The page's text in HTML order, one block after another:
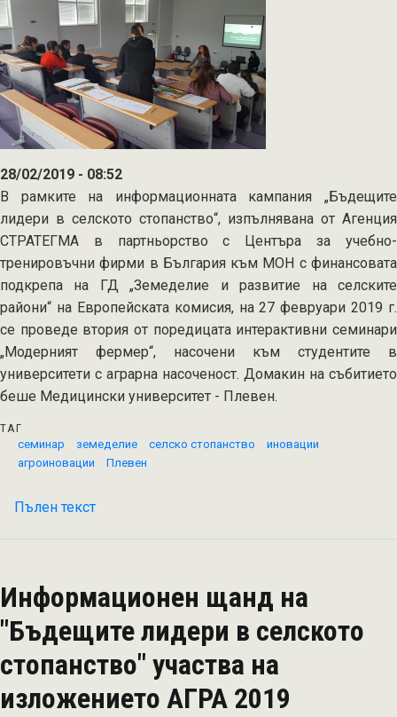
и
Методий"
28/02/2019 - 08:52
В рамките на информационната кампания „Бъдещите
лидери в селското стопанство“, изпълнявана от Агенция
СТРАТЕГМА в партньорство с Центърa за учебно-
тренировъчни фирми в България към МОН с финансовата
подкрепа на ГД „Земеделие и развитие на селските
райони“ на Европейската комисия, на 27 февруари 2019 г.
се проведе втория от поредицата интерактивни семинари
„Модерният фермер“, насочени към студентите в
университети с аграрна насоченост. Домакин на събитието
беше Медицински университет - Плевен.
ТАГ
семинар
земеделие селско стопанство
иновации
агроиновации
Плевен
Пълен текст
Медицински
Плевен
Информационен щанд на
"Бъдещите лидери в селското
стопанство" участва на
изложението АГРА 2019